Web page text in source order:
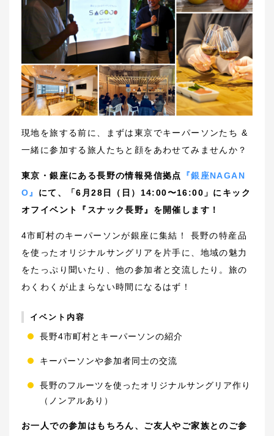
現地を旅する前に、まずは東京でキーパーソンたち &
一緒に参加する旅人たちと顔をあわせてみませんか？
東京・銀座にある長野の情報発信拠点
『銀座NAGAN
O』 にて、「6月28日（日）14:00〜16:00」にキック
オフイベント『スナック長野』を開催します！
4市町村のキーパーソンが銀座に集結！ 長野の特産品
を使ったオリジナルサングリアを片手に、地域の魅力
をたっぷり聞いたり、他の参加者と交流したり。旅の
わくわくが止まらない時間になるはず！
イベント内容
長野4市町村とキーパーソンの紹介
キーパーソンや参加者同士の交流
長野のフルーツを使ったオリジナルサングリア作り
（ノンアルあり）
お一人での参加はもちろん、ご友人やご家族とのご参